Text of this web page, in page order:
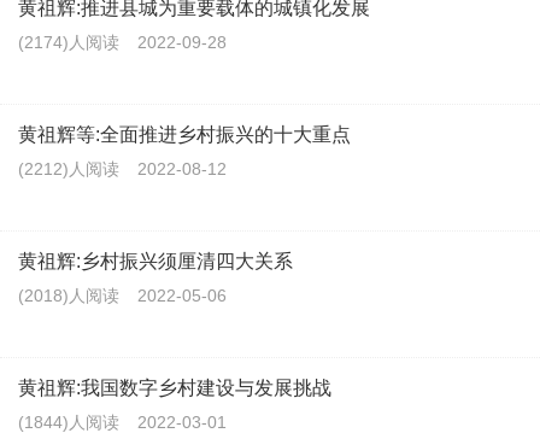
黄祖辉:推进县城为重要载体的城镇化发展
(2174)人阅读 2022-09-28
黄祖辉等:全面推进乡村振兴的十大重点
(2212)人阅读 2022-08-12
黄祖辉:乡村振兴须厘清四大关系
(2018)人阅读 2022-05-06
黄祖辉:我国数字乡村建设与发展挑战
(1844)人阅读 2022-03-01